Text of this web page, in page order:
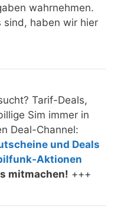
wahrnehmen.
sind, haben wir hier
Tarif-Deals,
Sim immer in
Deal-Channel:
und Deals
Aktionen
mitmachen! +++